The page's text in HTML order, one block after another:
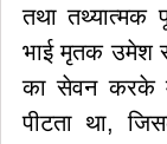
तथा तथ्यात्मक
भाई मृतक उमेश
का सेवन करके
पीटता था,